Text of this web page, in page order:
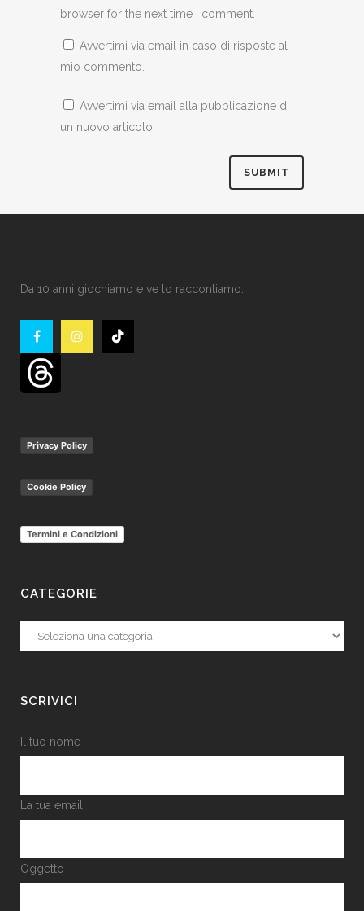
browser for the next time I comment.
Avvertimi via email in caso di risposte al
mio commento.
Avvertimi via email alla pubblicazione di
un nuovo articolo.
Da 10 anni giochiamo e ve lo raccontiamo.
Privacy Policy
Cookie Policy
Termini e Condizioni
CATEGORIE
Categorie
SCRIVICI
Il tuo nome
La tua email
Oggetto